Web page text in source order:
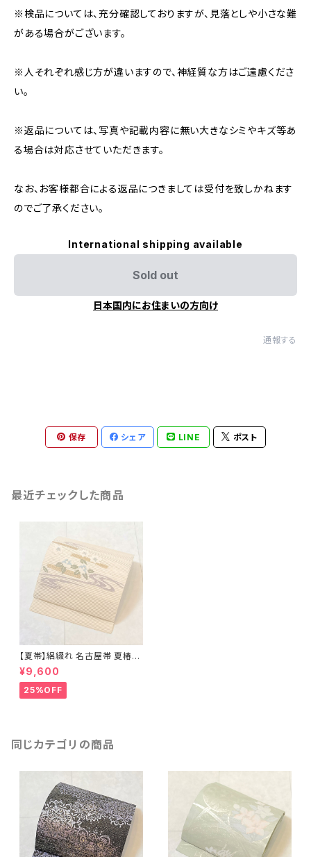
※検品については、充分確認しておりますが、見落としや小さな難
がある場合がございます。
※人それぞれ感じ方が違いますので、神経質な方はご遠慮くださ
い。
※返品については、写真や記載内容に無い大きなシミやキズ等あ
る場合は対応させていただきます。
なお、お客様都合による返品につきましては受付を致しかねます
のでご了承ください。
International shipping available
Sold out
日本国内にお住まいの方向け
通報する
保存 シェア LINE ポスト
最近チェックした商品
【夏帯】絽綴れ 名古屋帯 夏椿
絹 金糸 銀糸 生成り 白 水色 紫
634
¥9,600
25%OFF
同じカテゴリの商品